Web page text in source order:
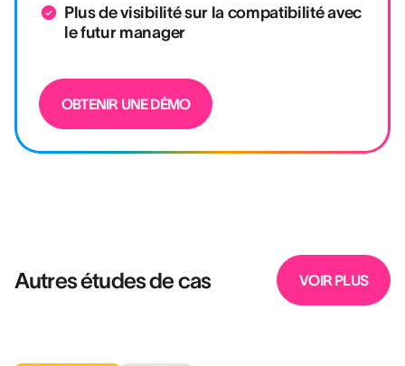
Plus de visibilité sur la compatibilité avec
le futur manager
OBTENIR UNE DÉMO
Autres études de cas VOIR PLUS